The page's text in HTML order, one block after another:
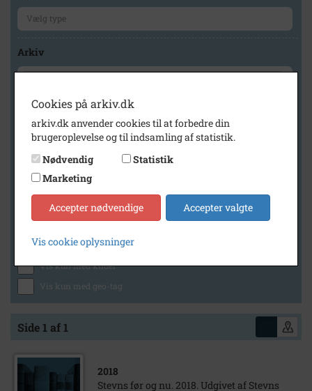
Arkiv
Geografi
Generelt
Vis kun med billeder
Vis kun med lydklip
Vis kun med kilder
Vis kun med geo-tag
Side 1 af 1
2018
Stevns før og nu. 2018. Udgivet af Stevns
Cookies på arkiv.dk
arkiv.dk anvender cookies til at forbedre din
brugeroplevelse og til indsamling af statistik.
Nødvendig
Statistik
Marketing
Accepter nødvendige Accepter valgte
Vis cookie oplysninger